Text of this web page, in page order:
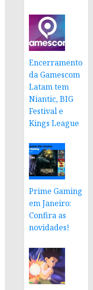
Encerramento
da Gamescom
Latam tem
Niantic, BIG
Festival e
Kings League
Prime Gaming
em Janeiro:
Confira as
novidades!